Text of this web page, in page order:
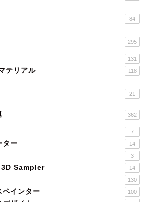
84
295
131
テリアル 118
21
362
7
ター 14
3
Sampler 14
130
ペインター 100